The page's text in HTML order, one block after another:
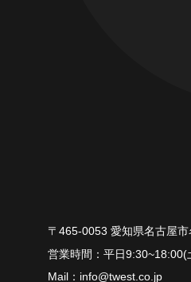
〒465-0053 愛知県名古屋
平⽇9:30~18:00(
info@twest.co.jp